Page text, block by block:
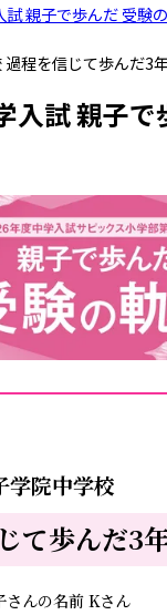
親子で歩んだ 受験
過程を信じて歩んだ3
入試 親子で
学院中学校
て歩んだ3
さんの名前Kさん